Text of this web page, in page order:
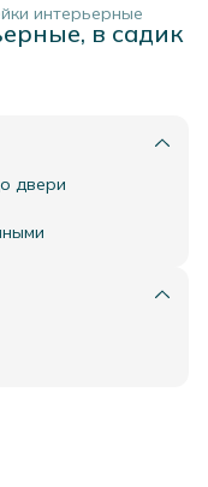
интерьерные
в садик
двери